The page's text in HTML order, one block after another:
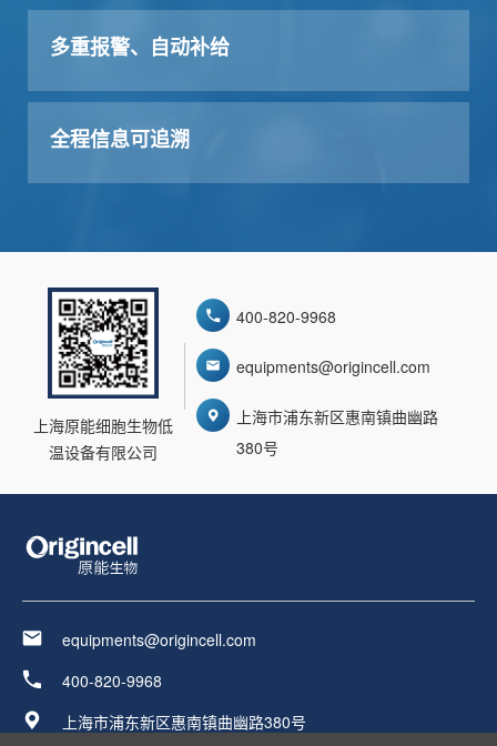
多重报警、自动补给
全程信息可追溯
上海原能细胞生物低
温设备有限公司
400-820-9968
equipments@origincell.com
上海市浦东新区惠南镇曲幽路
380号
equipments@origincell.com
400-820-9968
上海市浦东新区惠南镇曲幽路380号